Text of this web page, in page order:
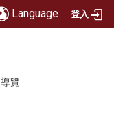
Language 登入
覽